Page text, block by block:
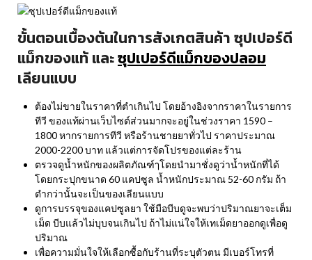
ขั้นตอนเบื้องต้นในการสังเกตสินค้า ซุปเปอร์ดี
แม็กของแท้และซุปเปอร์ดีแม็กของปลอม
เลียนแบบ
ต้องไม่ขายในราคาที่ตำเกินไป โดยอ้างอิงจากราคาในรายการ
ทีวี ของแท้ผ่านเว็บไซต์ส่วนมากจะอยู่ในช่วงราคา 1590 –
1800 หากรายการทีวี หรือร้านชายยาทั่วไป ราคาประมาณ
2000-2200 บาท แล้วแต่การจัดโปรของแต่ละร้าน
ตรวจดูน้ำหนักของผลิตภัณฑ์ๅโดยนำมาชั่งดูว่าน้ำหนักที่ได้
โดยกระปุกขนาด 60 แคปซูล น้ำหนักประมาณ 52-60 กรัม ถ้า
ตำกว่านั้นจะเป็นของเลียนแบบ
ดูการบรรจุของแคปซูลยา ใช้มือบีบดูจะพบว่าปริมาณยาจะเต็ม
เม็ด บีบแล้วไม่บุบจนเกินไป ถ้าไม่แน่ใจให้เทเม็ดยาออกดูเพื่อดู
ปริมาณ
เพื่อความมั่นใจให้เลือกซื้อกับร้านที่ระบุตัวตน มีเบอร์โทรที่